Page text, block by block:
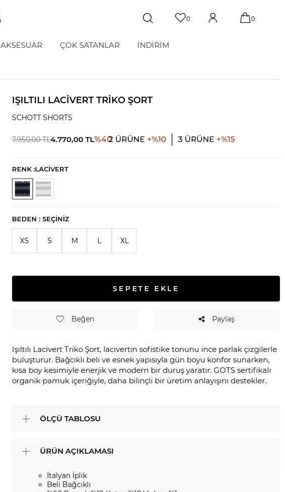
0 0
AKSESUAR ÇOK SATANLAR İNDİRİM
IŞILTILI LACIVERT TRIKO ŞORT
SCHOTT SHORTS
7.950,00TL4.770,00 TL%40
RENK :LACİVERT
BEDEN :SEÇINIZ
XS S M L XL
SEPETE EKLE
Beğen Paylaş
Işıltılı Lacivert Triko Şort, lacivertin sofistike tonunu ince parlak çizgilerle
buluşturur. Bağcıklı beli ve esnek yapısıyla gün boyu konfor sunarken,
kısa boy kesimiyle enerjik ve modern bir duruş yaratır. GOTS sertifikalı
organik pamuk içeriğiyle, daha bilinçli bir üretim anlayışını destekler.
ÖLÇÜ TABLOSU
ÜRÜN AÇIKLAMASI
İtalyan İplik
Beli Bağcıklı